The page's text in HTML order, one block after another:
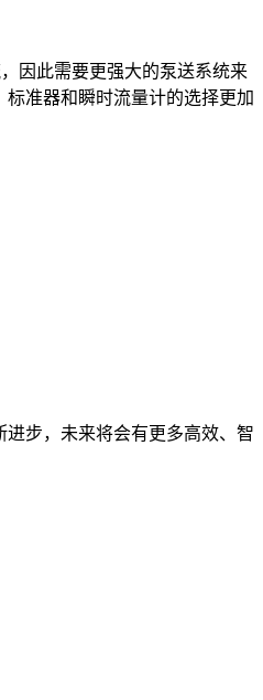
因此需要更强大的泵送系统来
准器和瞬时流量计的选择更加
步，未来将会有更多高效、智